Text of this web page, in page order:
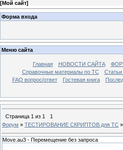
[Мой сайт]
Форма входа
Меню сайта
Главная НОВОСТИ САЙТА
Справочные материалы по TС
FAQ вопрос/ответ
Гостевая книга
Страница 1 из 1
1
Форум » ТЕСТИРОВАНИЕ СКРИПТОВ для TC »
Move.au3 - Перемещение без запроса